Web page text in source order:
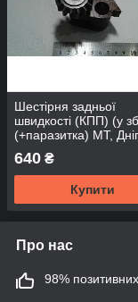
Шестірня задньої
швидкості (КПП) (у
(+паразитка) МТ,
640 ₴
Купити
Про нас
98% позитивних